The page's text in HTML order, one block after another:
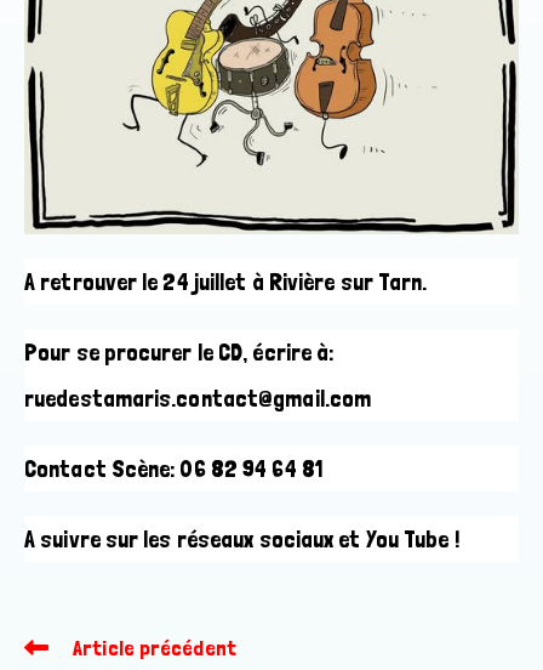
A retrouver le 24 juillet à Rivière sur Tarn.
Pour se procurer le CD, écrire à:
ruedestamaris.contact@gmail.com
Contact Scène: 06 82 94 64 81
A suivre sur les réseaux sociaux et You Tube !
Read
Article précédent